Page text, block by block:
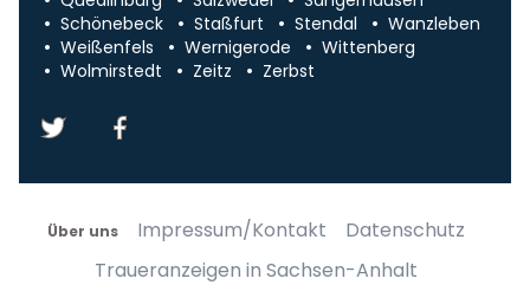
Schönebeck
Staßfurt Stendal
Wanzleben
Weißenfels
Wernigerode
Wittenberg
Wolmirstedt
Zeitz Zerbst
Über uns Impressum/Kontakt
Datenschutz
Traueranzeigen in Sachsen-Anhalt